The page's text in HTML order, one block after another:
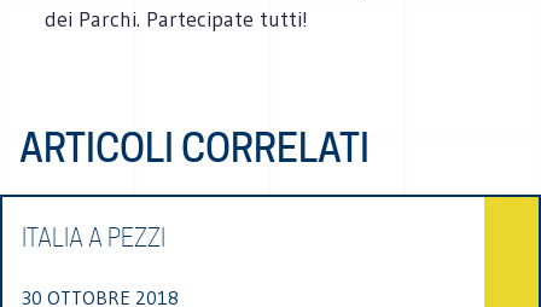
dei Parchi. Partecipate tutti!
ARTICOLI CORRELATI
ITALIA A PEZZI
30 OTTOBRE 2018